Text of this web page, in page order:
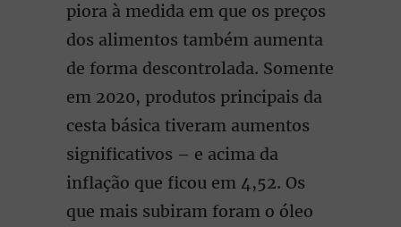
piora à medida em que os preços
dos alimentos também aumenta
de forma descontrolada. Somente
em 2020, produtos principais da
cesta básica tiveram aumentos
significativos – e acima da
inflação que ficou em 4,52. Os
que mais subiram foram o óleo